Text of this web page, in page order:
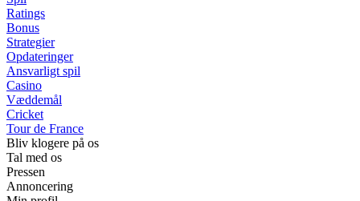
Ratings
Bonus
Strategier
Opdateringer
Ansvarligt spil
Casino
Væddemål
Cricket
Tour de France
Bliv klogere på os
Tal med os
Pressen
Annoncering